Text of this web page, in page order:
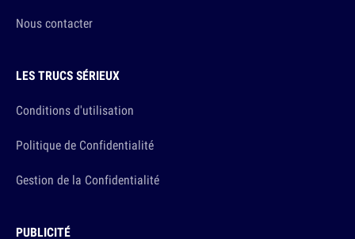
Nous contacter
LES TRUCS SÉRIEUX
Conditions d'utilisation
Politique de Confidentialité
Gestion de la Confidentialité
PUBLICITÉ